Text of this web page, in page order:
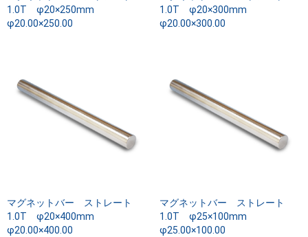
1.0T φ20×250mm
φ20.00×250.00
1.0T φ20×300mm
φ20.00×300.00
マグネットバー ストレート
1.0T φ20×400mm
φ20.00×400.00
マグネットバー ストレート
1.0T φ25×100mm
φ25.00×100.00